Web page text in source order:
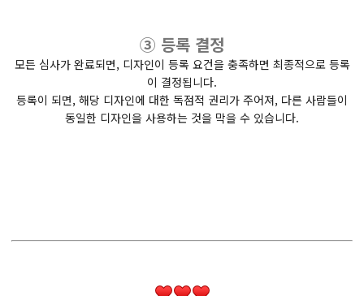
③ 등록 결정
모든 심사가 완료되면, 디자인이 등록 요건을 충족하면 최종적으로 등록
이 결정됩니다.
등록이 되면, 해당 디자인에 대한 독점적 권리가 주어져, 다른 사람들이
동일한 디자인을 사용하는 것을 막을 수 있습니다.